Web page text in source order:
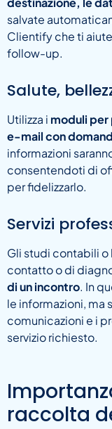
salvate
Clientify che ti
follow-up.
Salute,
Utilizza i moduli per
e-mail con
informazioni
consentendoti di
per fidelizzarlo.
Servizi
Gli studi contabili o
contatto o di
di un incontro. In
le informazioni, ma
comunicazioni e i
servizio richiesto.
raccolta